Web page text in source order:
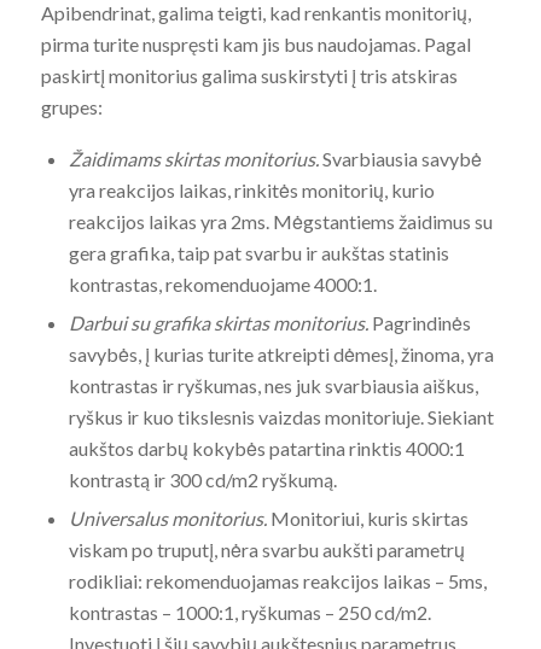
Apibendrinat, galima teigti, kad renkantis monitorių,
pirma turite nuspręsti kam jis bus naudojamas. Pagal
paskirtį monitorius galima suskirstyti į tris atskiras
grupes:
Žaidimams skirtas monitorius.Svarbiausia savybė
yra reakcijos laikas, rinkitės monitorių, kurio
reakcijos laikas yra 2ms. Mėgstantiems žaidimus su
gera grafika, taip pat svarbu ir aukštas statinis
kontrastas, rekomenduojame 4000:1.
Darbui su grafika skirtas monitorius.Pagrindinės
savybės, į kurias turite atkreipti dėmesį, žinoma, yra
kontrastas ir ryškumas, nes juk svarbiausia aiškus,
ryškus ir kuo tikslesnis vaizdas monitoriuje. Siekiant
aukštos darbų kokybės patartina rinktis 4000:1
kontrastą ir 300 cd/m2 ryškumą.
Universalus monitorius.Monitoriui, kuris skirtas
viskam po truputį, nėra svarbu aukšti parametrų
rodikliai: rekomenduojamas reakcijos laikas – 5ms,
kontrastas – 1000:1, ryškumas – 250 cd/m2.
Investuoti į šių savybių aukštesnius parametrus,